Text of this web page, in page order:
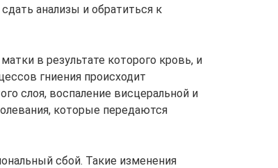
анализы и обратиться к
в результате которого кровь, и
гниения происходит
слоя, воспаление висцеральной и
которые передаются
сбой. Такие изменения